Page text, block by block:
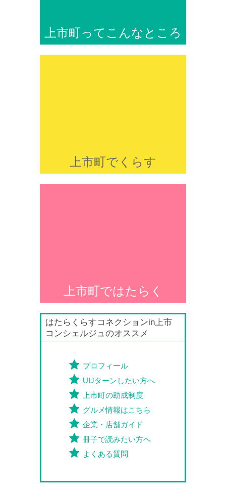
上市町ってこんなところ
上市町でくらす
上市町ではたらく
はたらくらすコネクションin上市
コンシェルジュのオススメ
プロフィール
UIJターンしたい方へ
上市町の助成制度
グルメ情報はこちら
企業・店舗ガイド
冊子で読みたい方へ
よくある質問